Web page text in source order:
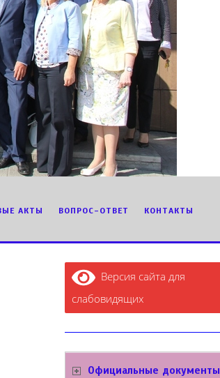
АКТЫ ВОПРОС-ОТВЕТ КОНТАКТЫ
Версия сайта для
слабовидящих
Официальные документы